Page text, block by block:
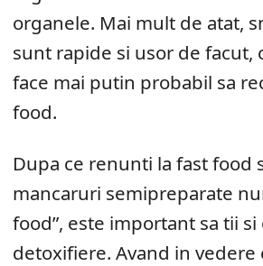
organele. Mai mult de atat,
sunt rapide si usor de facut,
face mai putin probabil sa
food.
Dupa ce renunti la fast food
mancaruri semipreparate
food”, este important sa tii
detoxifiere. Avand in vedere